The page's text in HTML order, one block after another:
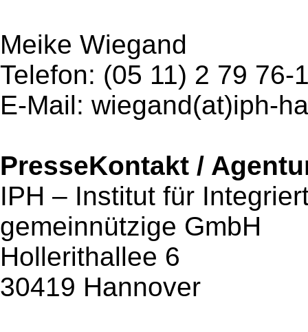
Meike Wiegand
Telefon: (05 11) 2 79 76-
E-Mail: wiegand(at)iph-
PresseKontakt /
IPH – Institut für
gemeinnützige GmbH
Hollerithallee 6
30419 Hannover